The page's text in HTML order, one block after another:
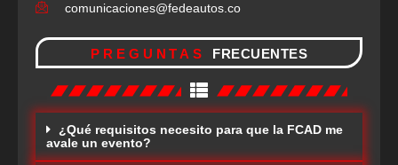
comunicaciones@fedeautos.co
PREGUNTAS FRECUENTES
¿Qué requisitos necesito para que la FCAD me
avale un evento?